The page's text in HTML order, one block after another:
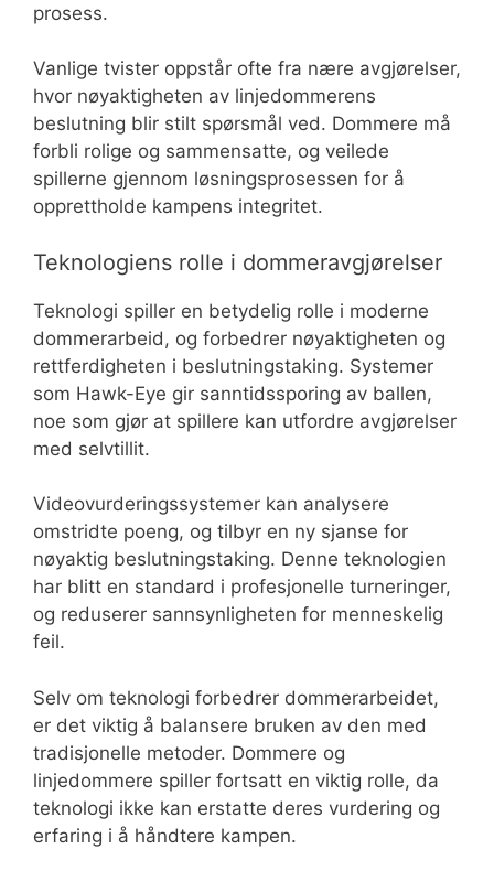
prosess.
Vanlige tvister oppstår ofte fra nære avgjørelser,
hvor nøyaktigheten av linjedommerens
beslutning blir stilt spørsmål ved. Dommere må
forbli rolige og sammensatte, og veilede
spillerne gjennom løsningsprosessen for å
opprettholde kampens integritet.
Teknologiens rolle i dommeravgjørelser
Teknologi spiller en betydelig rolle i moderne
dommerarbeid, og forbedrer nøyaktigheten og
rettferdigheten i beslutningstaking. Systemer
som Hawk-Eye gir sanntidssporing av ballen,
noe som gjør at spillere kan utfordre avgjørelser
med selvtillit.
Videovurderingssystemer kan analysere
omstridte poeng, og tilbyr en ny sjanse for
nøyaktig beslutningstaking. Denne teknologien
har blitt en standard i profesjonelle turneringer,
og reduserer sannsynligheten for menneskelig
feil.
Selv om teknologi forbedrer dommerarbeidet,
er det viktig å balansere bruken av den med
tradisjonelle metoder. Dommere og
linjedommere spiller fortsatt en viktig rolle, da
teknologi ikke kan erstatte deres vurdering og
erfaring i å håndtere kampen.